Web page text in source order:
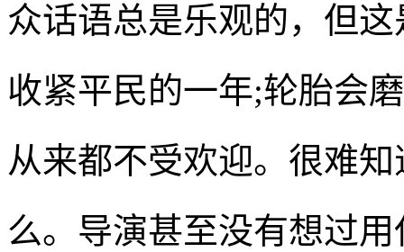
众话语总是乐观的，但
收紧平民的一年;轮胎会
从来都不受欢迎。很难
么。导演甚至没有想过